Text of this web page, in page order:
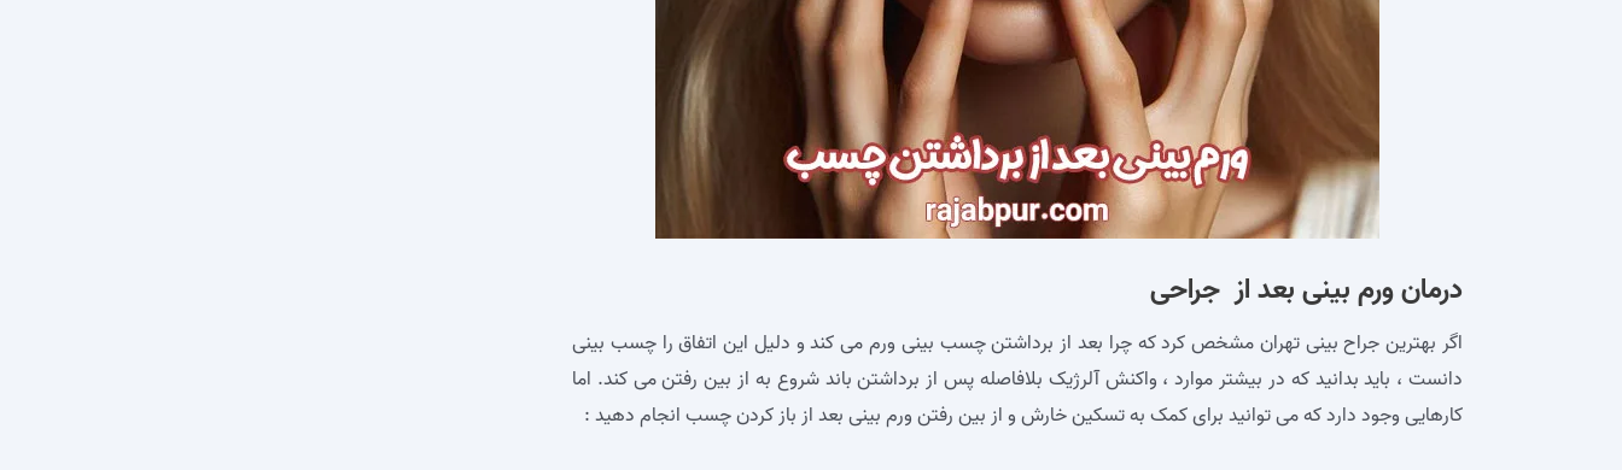
درمان ورم بینی بعد از جراحی
اگر بهترین جراح بینی تهران مشخص کرد که چرا بعد از برداشتن چسب بینی ورم می کند و دلیل این اتفاق را چسب بینی
دانست ، باید بدانید که در بیشتر موارد ، واکنش آلرژیک بلافاصله پس از برداشتن باند شروع به از بین رفتن می‌ کند. اما
کارهایی وجود دارد که می‌ توانید برای کمک به تسکین خارش و از بین رفتن ورم بینی بعد از باز كردن چسب انجام دهید :